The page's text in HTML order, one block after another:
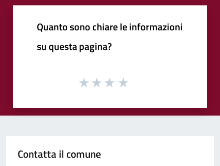
Quanto sono chiare le informazioni
su questa pagina?
Contatta il comune